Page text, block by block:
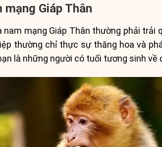
Giáp Thân
nam mạng Giáp Thân thường phải
thường chỉ thực sự thăng hoa và
là những người có tuổi tương sinh về